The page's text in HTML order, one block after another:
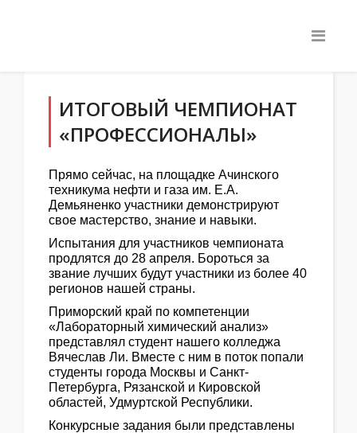
ИТОГОВЫЙ ЧЕМПИОНАТ
«ПРОФЕССИОНАЛЫ»
Прямо сейчас, на площадке Ачинского
техникума нефти и газа им. Е.А.
Демьяненко участники демонстрируют
свое мастерство, знание и навыки.
Испытания для участников чемпионата
продлятся до 28 апреля. Бороться за
звание лучших будут участники из более 40
регионов нашей страны.
Приморский край по компетенции
«Лабораторный химический анализ»
представлял студент нашего колледжа
Вячеслав Ли. Вместе с ним в поток попали
студенты города Москвы и Санкт-
Петербурга, Рязанской и Кировской
областей, Удмуртской Республики.
Конкурсные задания были представлены